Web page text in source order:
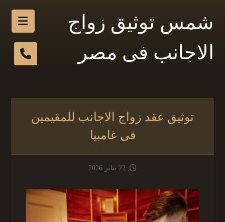
شمس توثيق زواج
الاجانب فى مصر
توثيق عقد زواج الاجانب للمقيمين
فى غامبيا
22 يناير 2026